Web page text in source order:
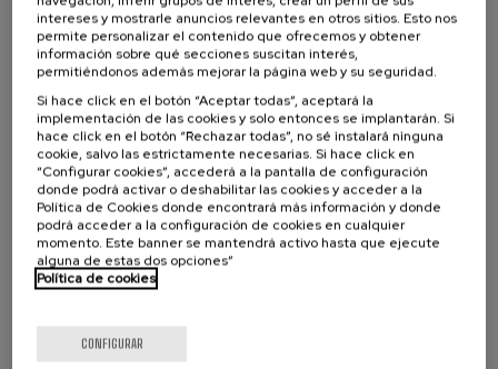
Profesorado
Profesionales
Organiza
intereses y mostrarle anuncios relevantes en otros sitios. Esto nos
permite personalizar el contenido que ofrecemos y obtener
información sobre qué secciones suscitan interés,
permitiéndonos además mejorar la página web y su seguridad.
Si hace click en el botón “Aceptar todas”, aceptará la
implementación de las cookies y solo entonces se implantarán. Si
hace click en el botón “Rechazar todas”, no sé instalará ninguna
cookie, salvo las estrictamente necesarias. Si hace click en
“Configurar cookies”, accederá a la pantalla de configuración
donde podrá activar o deshabilitar las cookies y acceder a la
Política de Cookies donde encontrará más información y donde
podrá acceder a la configuración de cookies en cualquier
momento. Este banner se mantendrá activo hasta que ejecute
alguna de estas dos opciones”
Política de cookies
CONFIGURAR